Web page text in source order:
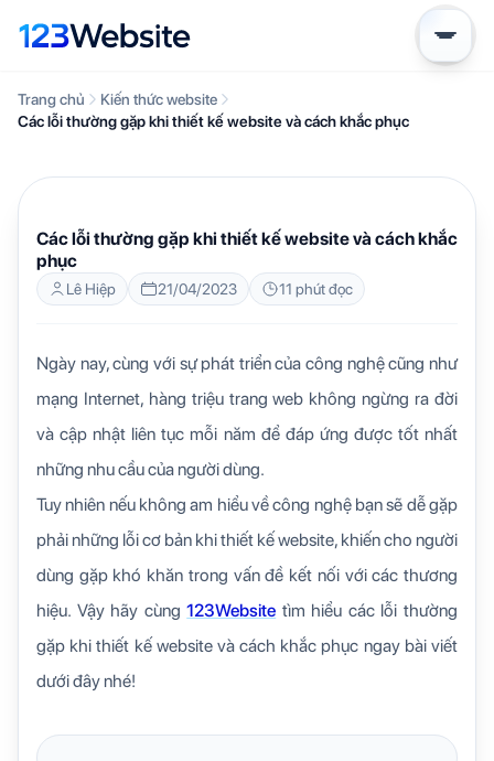
Trang chủ
Kiến thức website
Các lỗi thường gặp khi thiết kế website và cách khắc phục
Các lỗi thường gặp khi thiết kế website và cách khắc
phục
Lê Hiệp 21/04/2023 11 phút đọc
Ngày nay, cùng với sự phát triển của công nghệ cũng như
mạng Internet, hàng triệu trang web không ngừng ra đời
và cập nhật liên tục mỗi năm để đáp ứng được tốt nhất
những nhu cầu của người dùng.
Tuy nhiên nếu không am hiểu về công nghệ bạn sẽ dễ gặp
phải những lỗi cơ bản khi thiết kế website, khiến cho người
dùng gặp khó khăn trong vấn đề kết nối với các thương
hiệu. Vậy hãy cùng123Website tìm hiểu các lỗi thường
gặp khi thiết kế website và cách khắc phục ngay bài viết
dưới đây nhé!